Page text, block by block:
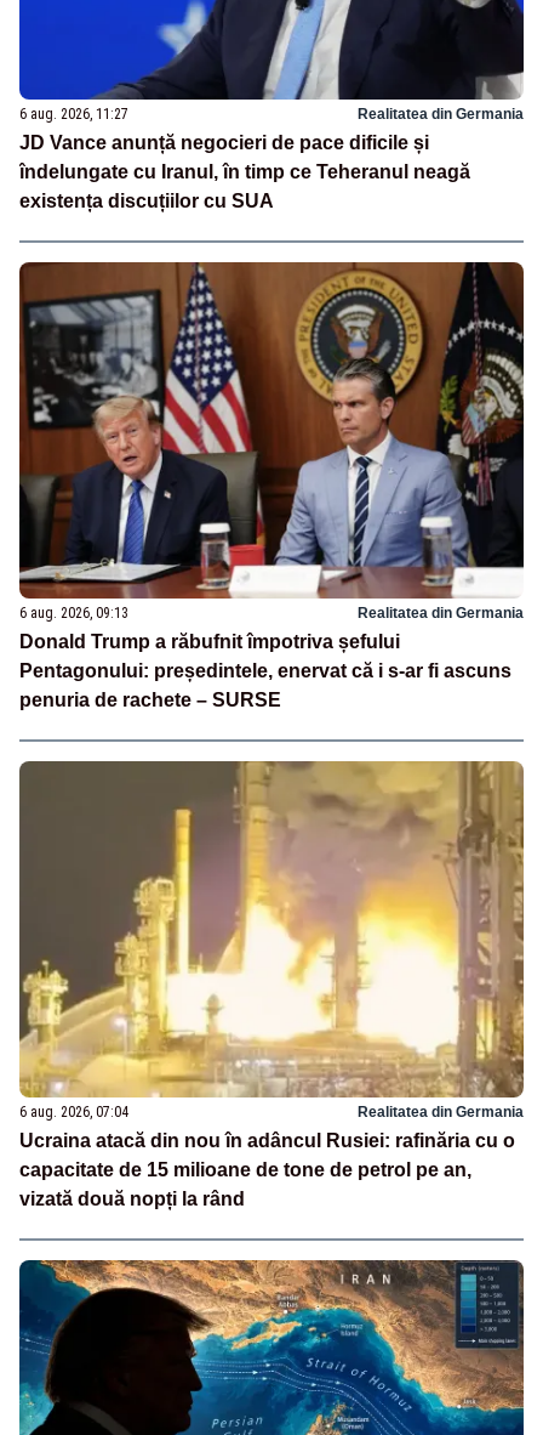
6 aug. 2026, 11:27 Realitatea din Germania
JD Vance anunță negocieri de pace dificile și
îndelungate cu Iranul, în timp ce Teheranul neagă
existența discuțiilor cu SUA
6 aug. 2026, 09:13 Realitatea din Germania
Donald Trump a răbufnit împotriva șefului
Pentagonului: președintele, enervat că i s-ar fi ascuns
penuria de rachete – SURSE
6 aug. 2026, 07:04 Realitatea din Germania
Ucraina atacă din nou în adâncul Rusiei: rafinăria cu o
capacitate de 15 milioane de tone de petrol pe an,
vizată două nopți la rând